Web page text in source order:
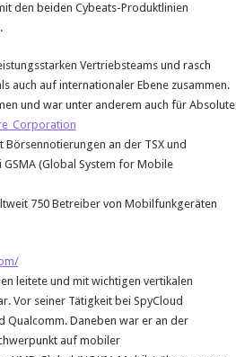
den beiden Cybeats-Produktlinien
Vertriebsteams und rasch
auch auf internationaler Ebene zusammen.
und war unter anderem auch für Absolute
an der TSX und
(Global System for Mobile
750 Betreiber von Mobilfunkgeräten
leitete und mit wichtigen vertikalen
Vor seiner Tätigkeit bei SpyCloud
Qualcomm. Daneben war er an der
auf mobiler